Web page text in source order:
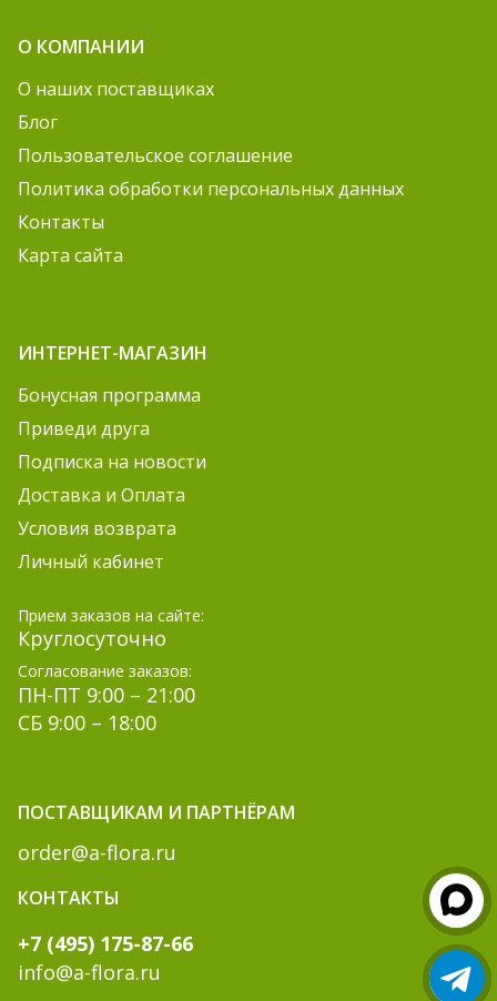
О КОМПАНИИ
О наших поставщиках
Блог
Пользовательское соглашение
Политика обработки персональных данных
Контакты
Карта сайта
ИНТЕРНЕТ-МАГАЗИН
Бонусная программа
Приведи друга
Подписка на новости
Доставка и Оплата
Условия возврата
Личный кабинет
Прием заказов на сайте:
Круглосуточно
Согласование заказов:
ПН-ПТ 9:00 – 21:00
СБ 9:00 – 18:00
ПОСТАВЩИКАМ И ПАРТНЁРАМ
order@a-flora.ru
КОНТАКТЫ
+7 (495) 175-87-66
info@a-flora.ru